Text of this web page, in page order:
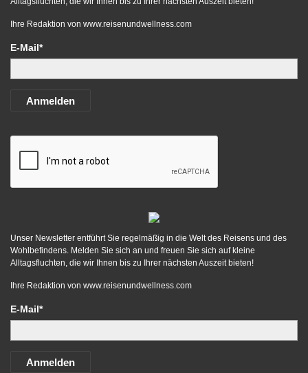
Ihre Redaktion von www.reisenundwellness.com
E-Mail*
Anmelden
Unser Newsletter entführt Sie regelmäßig in die Welt des Reisens und des
Wohlbefindens. Melden Sie sich an und freuen Sie sich auf kleine
Alltagsfluchten, die wir Ihnen bis zu Ihrer nächsten Auszeit bieten!
Ihre Redaktion von www.reisenundwellness.com
E-Mail*
Anmelden